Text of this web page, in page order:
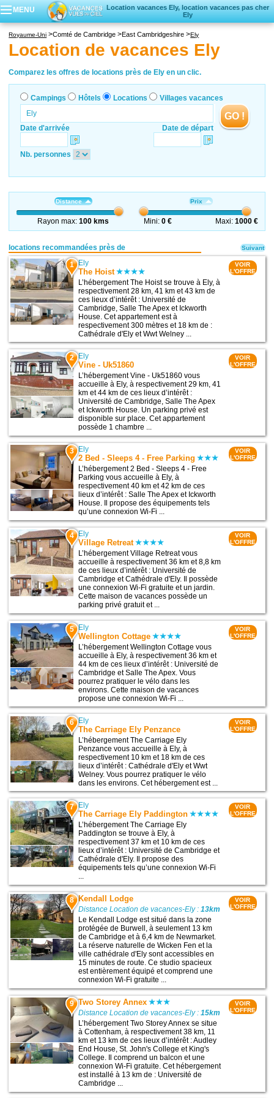
MENU
Location vacances Ely, location vacances pas cher
Ely
Locations vacances
Villages vacances
Royaume-Uni Comté de Cambridge East Cambridgeshire Ely
Location de vacances Ely
Comparez les offres de locations près de Ely en un clic.
Campings Hôtels Locations Villages vacances
Date d'arrivée Date de départ
GO !
Nb. personnes
Distance
Rayon max:100 kms
Prix
Mini:0 € Maxi: 1000 €
locations recommandées près de
1 Ely
The Hoist
L’hébergement The Hoist se trouve à Ely, à
respectivement 28 km, 41 km et 43 km de
ces lieux d’intérêt : Université de
Cambridge, Salle The Apex et Ickworth
House. Cet appartement est à
respectivement 300 mètres et 18 km de :
Cathédrale d'Ely et Wwt Welney ...
VOIR
L'OFFRE
2 Ely
Vine - Uk51860
L’hébergement Vine - Uk51860 vous
accueille à Ely, à respectivement 29 km, 41
km et 44 km de ces lieux d’intérêt :
Université de Cambridge, Salle The Apex
et Ickworth House. Un parking privé est
disponible sur place. Cet appartement
possède 1 chambre ...
VOIR
L'OFFRE
3 Ely
2 Bed - Sleeps 4 - Free Parking
L’hébergement 2 Bed - Sleeps 4 - Free
Parking vous accueille à Ely, à
respectivement 40 km et 42 km de ces
lieux d’intérêt : Salle The Apex et Ickworth
House. Il propose des équipements tels
qu’une connexion Wi-Fi ...
VOIR
L'OFFRE
4 Ely
Village Retreat
L’hébergement Village Retreat vous
accueille à respectivement 36 km et 8,8 km
de ces lieux d’intérêt : Université de
Cambridge et Cathédrale d'Ely. Il possède
une connexion Wi-Fi gratuite et un jardin.
Cette maison de vacances possède un
parking privé gratuit et ...
VOIR
L'OFFRE
5 Ely
Wellington Cottage
L’hébergement Wellington Cottage vous
accueille à Ely, à respectivement 36 km et
44 km de ces lieux d’intérêt : Université de
Cambridge et Salle The Apex. Vous
pourrez pratiquer le vélo dans les
environs. Cette maison de vacances
propose une connexion Wi-Fi ...
VOIR
L'OFFRE
6 Ely
The Carriage Ely Penzance
L’hébergement The Carriage Ely
Penzance vous accueille à Ely, à
respectivement 10 km et 18 km de ces
lieux d’intérêt : Cathédrale d'Ely et Wwt
Welney. Vous pourrez pratiquer le vélo
dans les environs. Cet hébergement est ...
VOIR
L'OFFRE
7 Ely
The Carriage Ely Paddington
L’hébergement The Carriage Ely
Paddington se trouve à Ely, à
respectivement 37 km et 10 km de ces
lieux d’intérêt : Université de Cambridge et
Cathédrale d'Ely. Il propose des
équipements tels qu’une connexion Wi-Fi
...
VOIR
L'OFFRE
8 Kendall Lodge
Distance Location de vacances-Ely :13km
Le Kendall Lodge est situé dans la zone
protégée de Burwell, à seulement 13 km
de Cambridge et à 6,4 km de Newmarket.
La réserve naturelle de Wicken Fen et la
ville cathédrale d'Ely sont accessibles en
15 minutes de route. Ce studio spacieux
est entièrement équipé et comprend une
connexion Wi-Fi gratuite ...
VOIR
L'OFFRE
9 Two Storey Annex
Distance Location de vacances-Ely :15km
L’hébergement Two Storey Annex se situe
à Cottenham, à respectivement 38 km, 11
km et 13 km de ces lieux d’intérêt : Audley
End House, St. John's College et King's
College. Il comprend un balcon et une
connexion Wi-Fi gratuite. Cet hébergement
est installé à 13 km de : Université de
Cambridge ...
VOIR
L'OFFRE
Suivant